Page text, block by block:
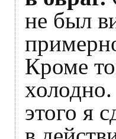
не был
Кроме
этого я